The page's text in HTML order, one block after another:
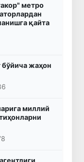
метро
қайта
жаҳон
миллий